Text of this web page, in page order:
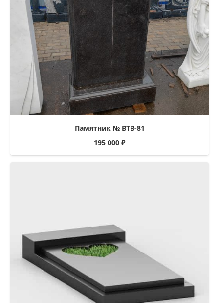
Памятник № ВТВ-81
195 000 ₽